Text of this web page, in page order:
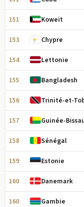
151 Koweït
153 Chypre
154 Lettonie
155 Bangladesh
156 Trinité-et-
157 Guinée-
158 Sénégal
159 Estonie
160 Danemark
160 Gambie